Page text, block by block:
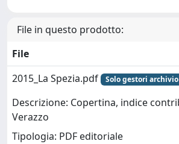
File in questo prodotto:
File
2015_La Spezia.pdf
Solo gestori archivio
Descrizione: Copertina, indice
Verazzo
Tipologia: PDF editoriale